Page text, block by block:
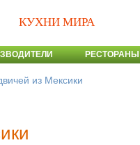
КУХНИ МИРА
РЕСТОРАНЫ
из Мексики